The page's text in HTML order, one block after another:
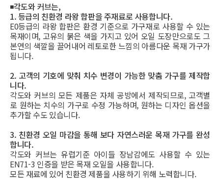
◾각도와 커브는,
1. 등급의 친환경 라왕 합판을 주재료로 사용합니다.
E0등급의 라왕 합판은 환경 기준으로 가구재로 사용할 수 있는
목재이며, 고유의 붉은 색을 가지고 있어 오일 도장만으로도 그
본연의 색깔을 끌어내어 레토로한 느낌의 아름다운 목재 가구가
됩니다.
2. 고객의 기호에 맞춰 치수 변경이 가능한 맞춤 가구를 제작합
니다.
각도와 커브의 모든 제품은 자체 공방에서 제작되므로, 고객별
로 원하는 치수의 가구로 수정 가능하며, 원하는 디자인 옵션을
추가할 수도 있습니다.
3. 친환경 오일 마감을 통해 보다 자연스러운 목재 가구를 완성
합니다.
각도와 커브는 유럽기준 아이들 장남감에도 사용할 수 있는
EN71-3 인증을 받은 목재 오일을 사용합니다.
모든 재료에 있어 친환경 제품을 사용하기 위해 노력합니다.